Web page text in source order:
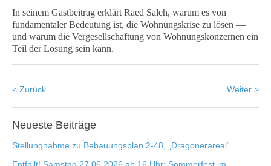
In seinem Gastbeitrag erklärt Raed Saleh, warum es von
fundamentaler Bedeutung ist, die Wohnungskrise zu lösen —
und warum die Vergesellschaftung von Wohnungskonzernen ein
Teil der Lösung sein kann.
< Zurück Weiter >
Neueste Beiträge
Stellungnahme zu Bebauungsplan 2-48, „Dragonerareal“